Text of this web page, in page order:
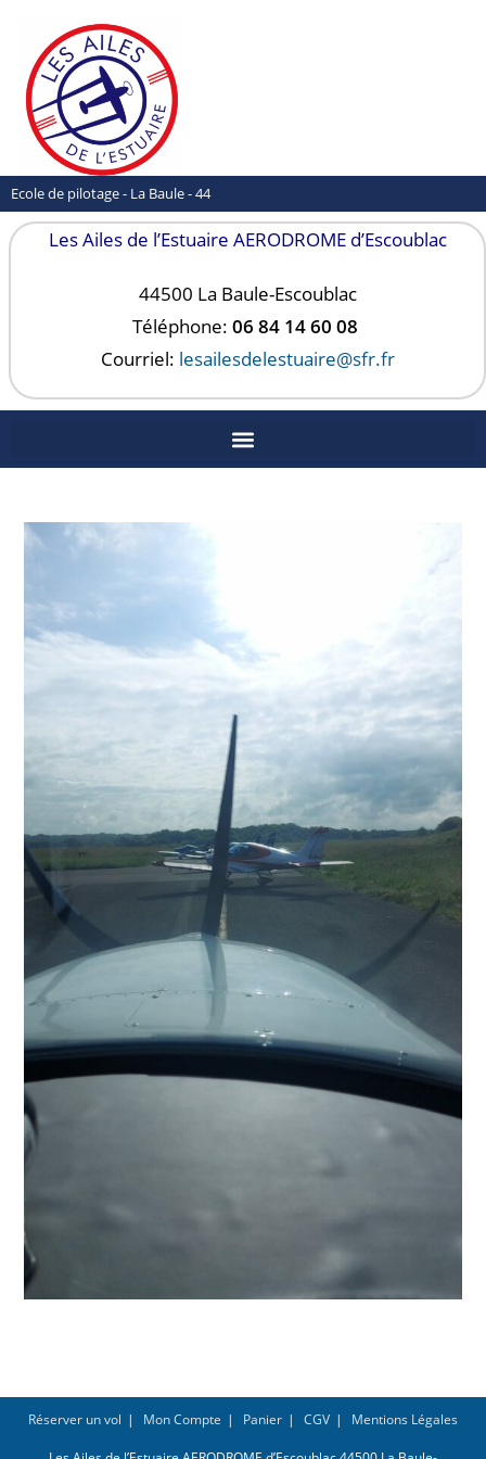
Ecole de pilotage - La Baule - 44
Les Ailes de l’Estuaire AERODROME d’Escoublac
44500 La Baule-Escoublac
Téléphone: 06 84 14 60 08
Courriel: lesailesdelestuaire@sfr.fr
Réserver un vol Mon Compte Panier CGV Mentions Légales